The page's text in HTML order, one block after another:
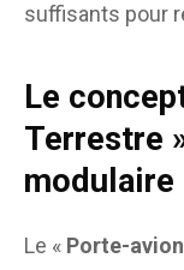
suffisants pour
Le
Terrestre
modulaire
Le « Porte-